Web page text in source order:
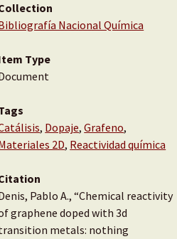
Nacional Química
Type
, Dopaje,Grafeno,
2D, Reactividad química
Pablo A., “Chemical reactivity
graphene doped with 3d
metals: nothing